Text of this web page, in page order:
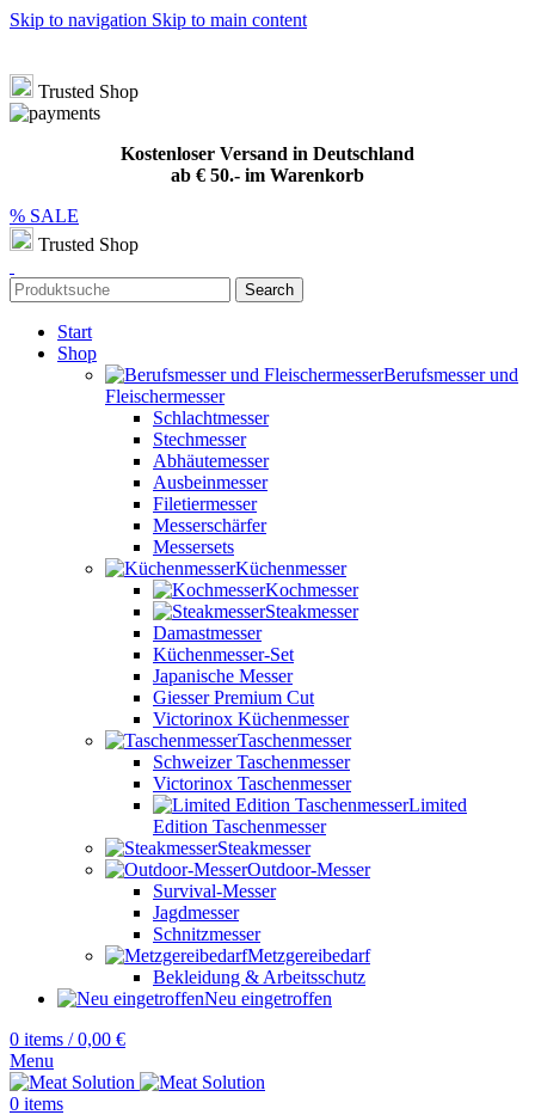
Skip to navigation Skip to main content
Trusted Shop
Kostenloser Versand in Deutschland
ab € 50.- im Warenkorb
% SALE
Trusted Shop
Search
Start
Shop
Berufsmesser und
Fleischermesser
Schlachtmesser
Stechmesser
Abhäutemesser
Ausbeinmesser
Filetiermesser
Messerschärfer
Messersets
Küchenmesser
Kochmesser
Steakmesser
Damastmesser
Küchenmesser-Set
Japanische Messer
Giesser Premium Cut
Victorinox Küchenmesser
Taschenmesser
Schweizer Taschenmesser
Victorinox Taschenmesser
Limited
Edition Taschenmesser
Steakmesser
Outdoor-Messer
Survival-Messer
Jagdmesser
Schnitzmesser
Metzgereibedarf
Bekleidung & Arbeitsschutz
Neu eingetroffen
0 items / 0,00 €
Menu
0 items